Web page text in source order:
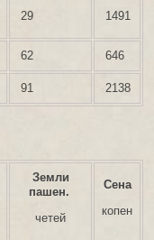
29 1491
62 646
91 2138
Земли
пашен.
четей
Сена
копен